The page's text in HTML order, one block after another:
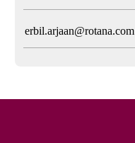
erbil.arjaan@rotana.com